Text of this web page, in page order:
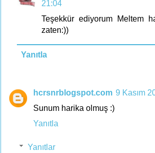
21:04
Teşekkür ediyorum Meltem
zaten:))
Yanıtla
hcrsnrblogspot.com 9 Kasım
Sunum harika olmuş :)
Yanıtla
Yanıtlar